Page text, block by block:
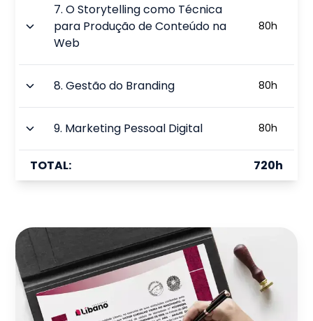
7.O Storytelling como Técnica
para Produção de Conteúdo na
Web
80h
8.Gestão do Branding 80h
9. Marketing Pessoal Digital 80h
TOTAL: 720h